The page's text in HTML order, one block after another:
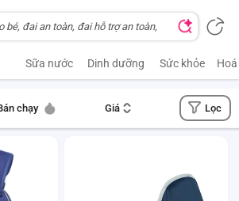
Sữa nước Dinh dưỡng Sức khỏe
chạy Giá Lọc